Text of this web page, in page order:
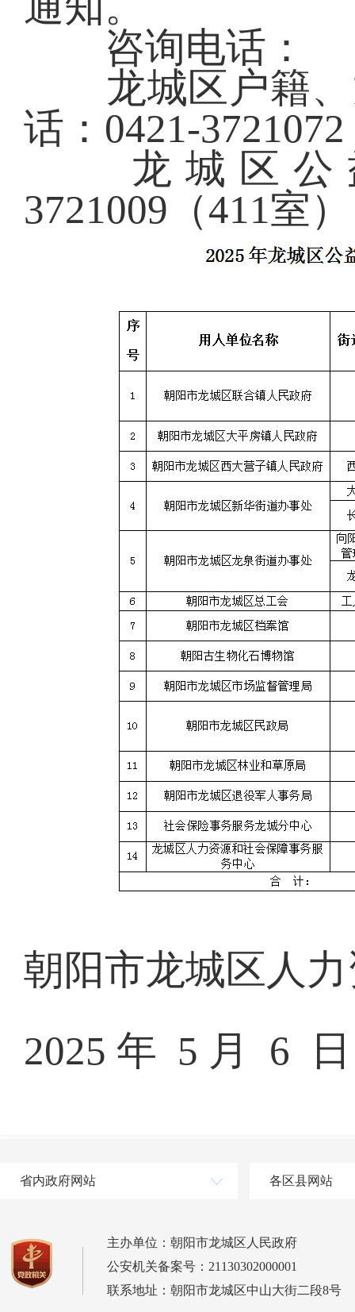
咨询电话：
龙城区户籍、
话：0421-
龙城区公益
3721009（411室）
朝阳市龙城区人
2025 年 5 月 6 日
省内政府网站 各区县网站
主办单位：朝阳市龙城区人民政府
公安机关备案号：21130302000001
联系地址：朝阳市龙城区中山大街二段8号